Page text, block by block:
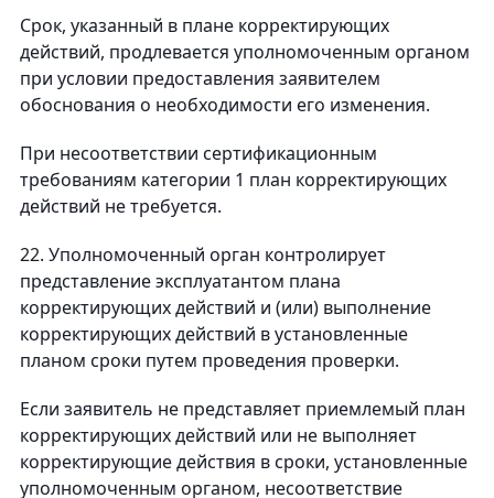
Срок, указанный в плане корректирующих
действий, продлевается уполномоченным органом
при условии предоставления заявителем
обоснования о необходимости его изменения.
При несоответствии сертификационным
требованиям категории 1 план корректирующих
действий не требуется.
22. Уполномоченный орган контролирует
представление эксплуатантом плана
корректирующих действий и (или) выполнение
корректирующих действий в установленные
планом сроки путем проведения проверки.
Если заявитель не представляет приемлемый план
корректирующих действий или не выполняет
корректирующие действия в сроки, установленные
уполномоченным органом, несоответствие